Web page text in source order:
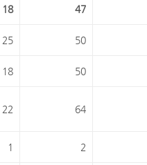
18 47
25 50
18 50
22 64
1 2